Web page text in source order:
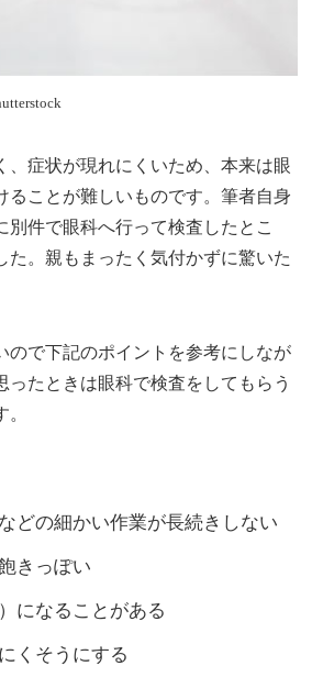
、症状が現れにくいため、本来は眼
ることが難しいものです。筆者自身
別件で眼科へ行って検査したとこ
た。親もまったく気付かずに驚いた
ので下記のポイントを参考にしなが
ったときは眼科で検査をしてもらう
どの細かい作業が長続きしない
きっぽい
になることがある
くそうにする